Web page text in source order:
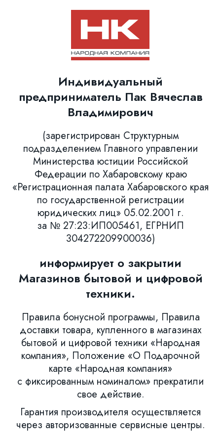
Индивидуальный
предприниматель Пак Вячеслав
Владимирович
(зарегистрирован Структурным
подразделением Главного управлении
Министерства юстиции Российской
Федерации по Хабаровскому краю
«Регистрационная палата Хабаровского края
по государственной регистрации
юридических лиц» 05.02.2001 г.
за № 27:23:ИП005461, ЕГРНИП
304272209900036)
информирует о закрытии
Магазинов бытовой и цифровой
техники.
Правила бонусной программы, Правила
доставки товара, купленного в магазинах
бытовой и цифровой техники «Народная
компания», Положение «О Подарочной
карте «Народная компания»
с фиксированным номиналом» прекратили
свое действие.
Гарантия производителя осуществляется
через авторизованные сервисные центры.